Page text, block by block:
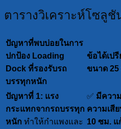
ตารางวิเคราะห์โซลูชั
ปัญหาที่พบบ่อยในการ
ปกป้อง Loading
Dock ที่รองรับรถ
บรรทุกหนัก
ข้อได้เป
ขนาด 25
ปัญหาที่ 1: แรง
กระแทกจากรถบรรทุก
หนัก ทำให้กำแพงและ
✅ มีควา
ความเสี
10 ซม. แ